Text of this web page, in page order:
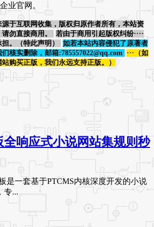
业官网。
于互联网收集，版权归原作者所有，本站资
勿直接商用。
若由于商用引起版权纠纷····
。（特此声明）
如若本站内容侵犯了原著者
核实删除，邮箱:785557022@qq.com
···（如
购买正版，我们永远支持正版。）
全响应式小说网站集规则秒
是一套基于PTCMS内核深度开发的小说
专...